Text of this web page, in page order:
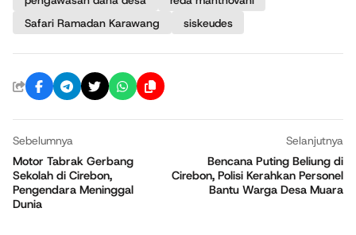
Safari Ramadan Karawang
siskeudes
Sebelumnya
Motor Tabrak Gerbang
Sekolah di Cirebon,
Pengendara Meninggal
Dunia
Selanjutnya
Bencana Puting Beliung di
Cirebon, Polisi Kerahkan Personel
Bantu Warga Desa Muara